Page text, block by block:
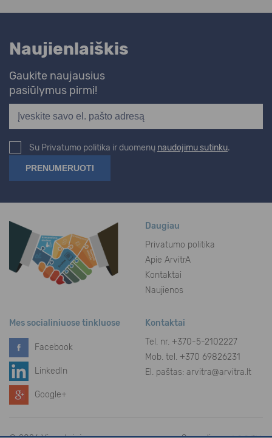
Naujienlaiškis
Gaukite naujausius
pasiūlymus pirmi!
Su Privatumo politika ir duomenų naudojimu sutinku.
Daugiau
Privatumo politika
Apie ArvitrA
Kontaktai
Naujienos
Mes socialiniuose tinkluose
Facebook
LinkedIn
Google+
Kontaktai
Tel. nr. +370-5-2102227
Mob. tel. +370 69826231
El. paštas:arvitra@arvitra.lt